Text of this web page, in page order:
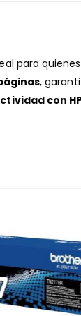
para
,
con